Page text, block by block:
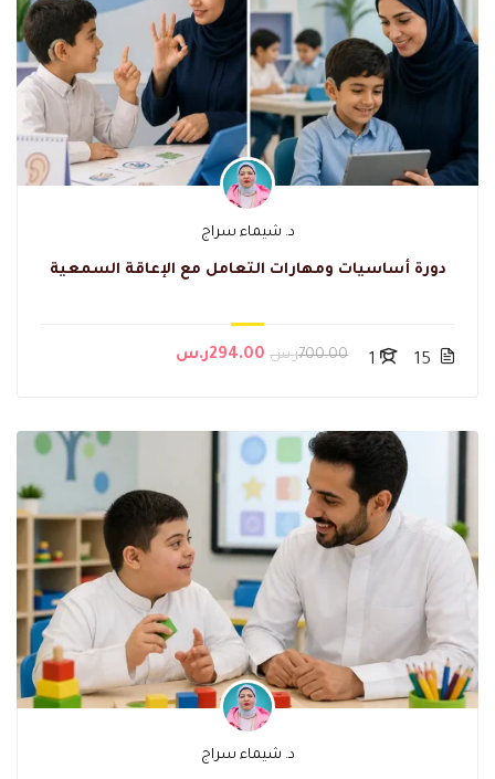
د. شيماء سراج
دورة أساسيات ومهارات التعامل مع الإعاقة السمعية
15
1 700.00ر.س 294.00ر.س
د. شيماء سراج